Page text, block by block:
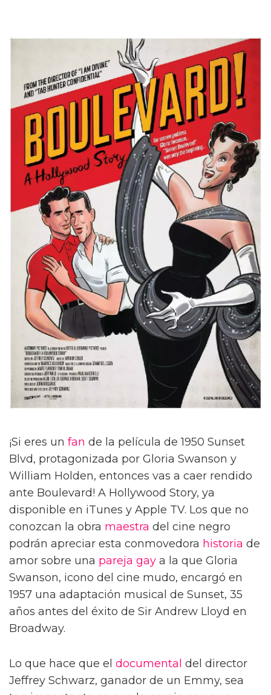
¡Si eres un fan de la película de 1950 Sunset
Blvd, protagonizada por Gloria Swanson y
William Holden, entonces vas a caer rendido
ante Boulevard! A Hollywood Story, ya
disponible en iTunes y Apple TV. Los que no
conozcan la obra maestra del cine negro
podrán apreciar esta conmovedora historia de
amor sobre una pareja gay a la que Gloria
Swanson, icono del cine mudo, encargó en
1957 una adaptación musical de Sunset, 35
años antes del éxito de Sir Andrew Lloyd en
Broadway.
Lo que hace que el documental del director
Jeffrey Schwarz, ganador de un Emmy, sea